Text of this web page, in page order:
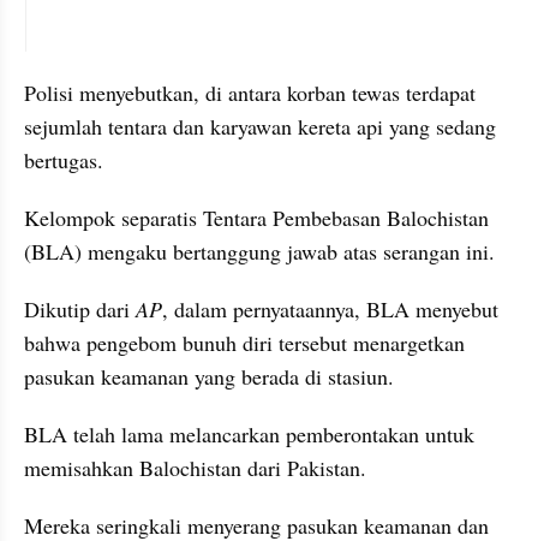
Polisi menyebutkan, di antara korban tewas terdapat
sejumlah tentara dan karyawan kereta api yang sedang
bertugas.
Kelompok separatis Tentara Pembebasan Balochistan
(BLA) mengaku bertanggung jawab atas serangan ini.
Dikutip dari AP, dalam pernyataannya, BLA menyebut
bahwa pengebom bunuh diri tersebut menargetkan
pasukan keamanan yang berada di stasiun.
BLA telah lama melancarkan pemberontakan untuk
memisahkan Balochistan dari Pakistan.
Mereka seringkali menyerang pasukan keamanan dan